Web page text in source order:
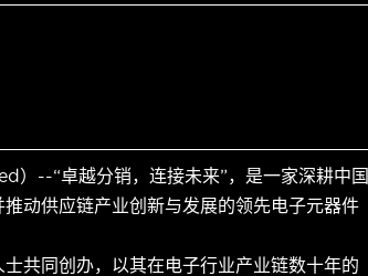
--“卓越分销，连接未来”，是一家深耕中国
动供应链产业创新与发展的领先电子元器件
共同创办，以其在电子行业产业链数十年的